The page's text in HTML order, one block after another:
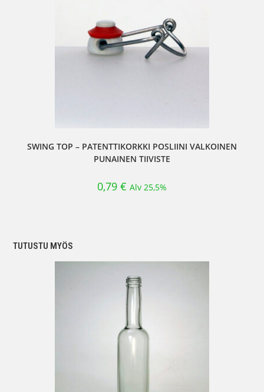
SWING TOP – PATENTTIKORKKI POSLIINI VALKOINEN
PUNAINEN TIIVISTE
0,79 € Alv 25,5%
TUTUSTU MYÖS